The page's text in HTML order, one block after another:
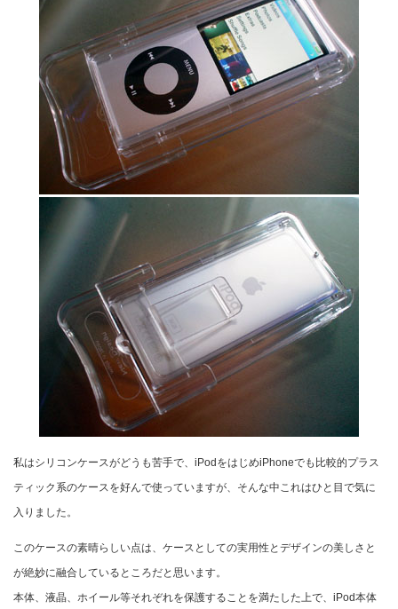
私はシリコンケースがどうも苦手で、iPodをはじめiPhoneでも比較的プラス
ティック系のケースを好んで使っていますが、そんな中これはひと目で気に
入りました。
このケースの素晴らしい点は、ケースとしての実用性とデザインの美しさと
が絶妙に融合しているところだと思います。
本体、液晶、ホイール等それぞれを保護することを満たした上で、iPod本体